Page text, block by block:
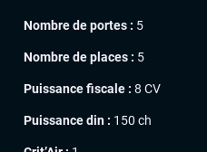
Nombre de portes : 5
Nombre de places : 5
Puissance fiscale : 8 CV
Puissance din : 150 ch